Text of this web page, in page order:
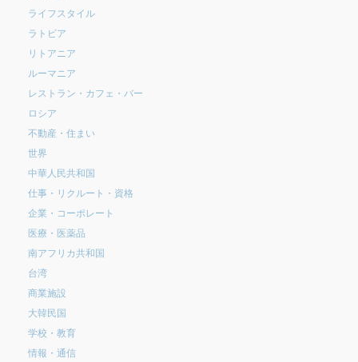
ライフスタイル
ラトビア
リトアニア
ルーマニア
レストラン・カフェ・バー
ロシア
不動産・住まい
世界
中華人民共和国
仕事・リクルート・資格
企業・コーポレート
医療・医薬品
南アフリカ共和国
台湾
商業施設
大韓民国
学校・教育
情報・通信